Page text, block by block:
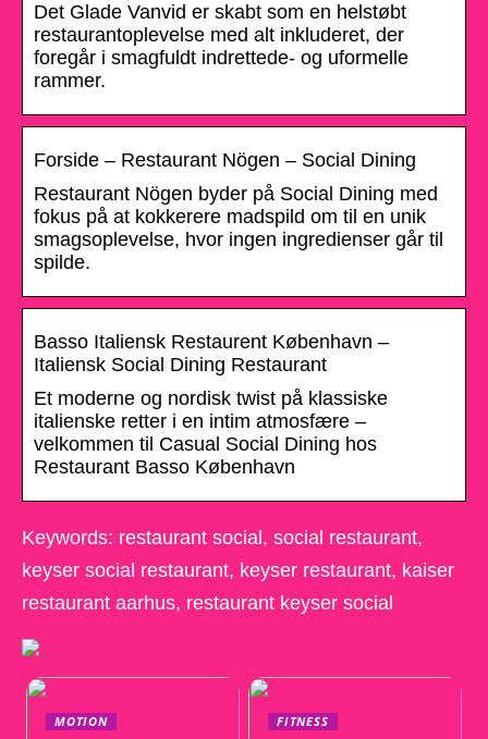
Det Glade Vanvid er skabt som en helstøbt
restaurantoplevelse med alt inkluderet, der
foregår i smagfuldt indrettede- og uformelle
rammer.
Forside – Restaurant Nögen – Social Dining
Restaurant Nögen byder på Social Dining med
fokus på at kokkerere madspild om til en unik
smagsoplevelse, hvor ingen ingredienser går til
spilde.
Basso Italiensk Restaurent København –
Italiensk Social Dining Restaurant
Et moderne og nordisk twist på klassiske
italienske retter i en intim atmosfære –
velkommen til Casual Social Dining hos
Restaurant Basso København
Keywords: restaurant social, social restaurant,
keyser social restaurant, keyser restaurant, kaiser
restaurant aarhus, restaurant keyser social
MOTION FITNESS